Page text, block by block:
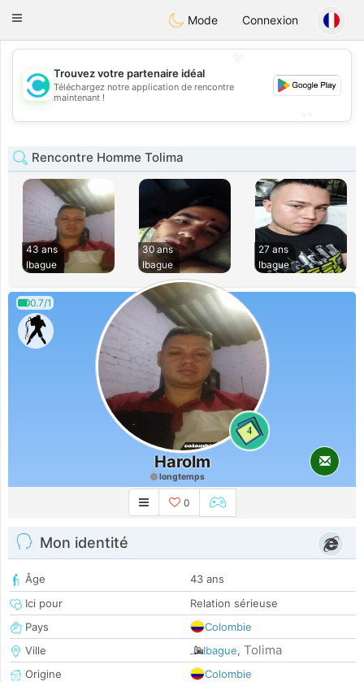
olombiaCitas
Toggle
Mode Connexion
💖
💕
Trouvez votre partenaire idéal
Téléchargez notre application de rencontre
maintenant !
Rencontre Homme Tolima
43 ans
Ibague
30 ans
Ibague
27 ans
Ibague
0.7/1
4
Harolm
longtemps
0
Mon identité
Âge
43 ans
Ici pour
Relation sérieuse
Pays
Colombie
Ville
Ibague, Tolima
Origine
Colombie